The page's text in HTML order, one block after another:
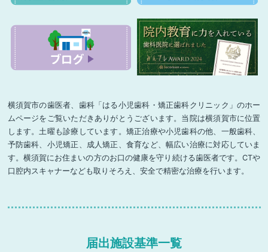
横須賀市の歯医者、歯科「はる小児歯科・矯正歯科クリニック」のホー
ムページをご覧いただきありがとうございます。当院は横須賀市に位置
します。土曜も診療しています。矯正治療や小児歯科の他、一般歯科、
予防歯科、小児矯正、成人矯正、食育など、幅広い治療に対応していま
す。横須賀にお住まいの方のお口の健康を守り続ける歯医者です。CTや
口腔内スキャナーなども取りそろえ、安全で精密な治療を行います。
届出施設基準一覧